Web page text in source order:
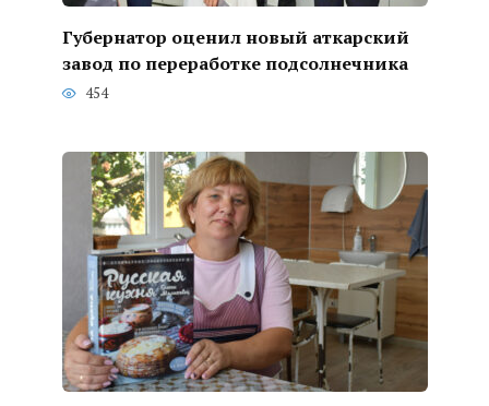
Губернатор оценил новый аткарский
завод по переработке подсолнечника
454